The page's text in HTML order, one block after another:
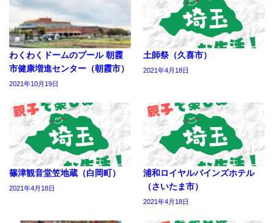
わくわくドームのプール 朝霞
市健康増進センター（朝霞市）
2021年10月19日
土師祭（久喜市）
2021年4月18日
篠津観音堂笠地蔵（白岡町）
2021年4月18日
浦和ロイヤルパインズホテル
（さいたま市）
2021年4月18日